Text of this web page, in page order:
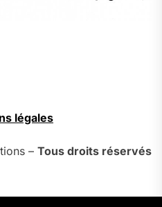
légales
– Tous droits réservés